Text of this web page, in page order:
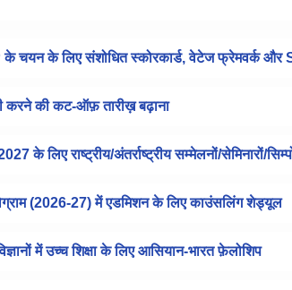
चयन के लिए संशोधित स्कोरकार्ड, वेटेज फ्रेमवर्क और
करने की कट-ऑफ़ तारीख़ बढ़ाना
के लिए राष्ट्रीय/अंतर्राष्ट्रीय सम्मेलनों/सेमिनारों/
(2026-27) में एडमिशन के लिए काउंसलिंग शेड्यूल
में उच्च शिक्षा के लिए आसियान-भारत फ़ेलोशिप